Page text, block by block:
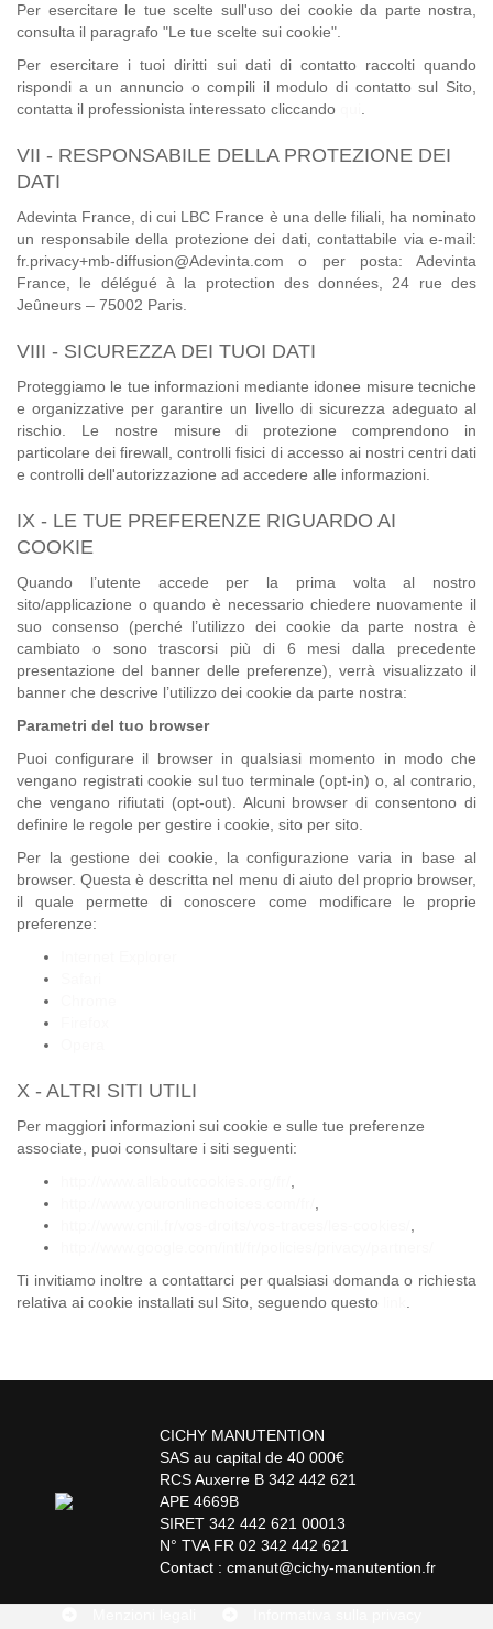
Per esercitare le tue scelte sull'uso dei cookie da parte nostra,
consulta il paragrafo "Le tue scelte sui cookie".
Per esercitare i tuoi diritti sui dati di contatto raccolti quando
rispondi a un annuncio o compili il modulo di contatto sul Sito,
contatta il professionista interessato cliccando
VII - RESPONSABILE DELLA PROTEZIONE DEI
DATI
Adevinta France, di cui LBC France è una delle filiali, ha nominato
un responsabile della protezione dei dati, contattabile via e-mail:
fr.privacy+mb-diffusion@Adevinta.com o per posta: Adevinta
France, le délégué à la protection des données, 24 rue des
Jeûneurs – 75002 Paris.
VIII - SICUREZZA DEI TUOI DATI
Proteggiamo le tue informazioni mediante idonee misure tecniche
e organizzative per garantire un livello di sicurezza adeguato al
rischio. Le nostre misure di protezione comprendono in
particolare dei firewall, controlli fisici di accesso ai nostri centri dati
e controlli dell'autorizzazione ad accedere alle informazioni.
IX - LE TUE PREFERENZE RIGUARDO AI
COOKIE
Quando l’utente accede per la prima volta al nostro
sito/applicazione o quando è necessario chiedere nuovamente il
suo consenso (perché l’utilizzo dei cookie da parte nostra è
cambiato o sono trascorsi più di 6 mesi dalla precedente
presentazione del banner delle preferenze), verrà visualizzato il
banner che descrive l’utilizzo dei cookie da parte nostra:
Parametri del tuo browser
Puoi configurare il browser in qualsiasi momento in modo che
vengano registrati cookie sul tuo terminale (opt-in) o, al contrario,
che vengano rifiutati (opt-out). Alcuni browser di consentono di
definire le regole per gestire i cookie, sito per sito.
Per la gestione dei cookie, la configurazione varia in base al
browser. Questa è descritta nel menu di aiuto del proprio browser,
il quale permette di conoscere come modificare le proprie
preferenze:
X - ALTRI SITI UTILI
Per maggiori informazioni sui cookie e sulle tue preferenze
associate, puoi consultare i siti seguenti:
Ti invitiamo inoltre a contattarci per qualsiasi domanda o richiesta
relativa ai cookie installati sul Sito, seguendo questo
CICHY MANUTENTION
SAS au capital de 40 000€
RCS Auxerre B 342 442 621
APE 4669B
SIRET 342 442 621 00013
N° TVA FR 02 342 442 621
Contact : cmanut@cichy-manutention.fr